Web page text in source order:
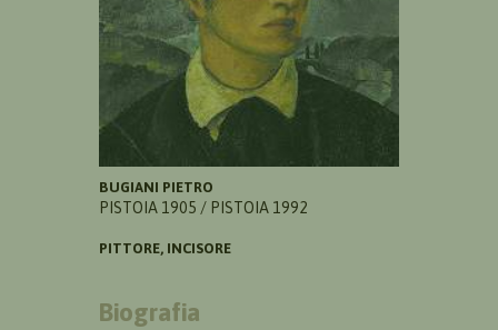
BUGIANI PIETRO
PISTOIA 1905 / PISTOIA 1992
PITTORE, INCISORE
Biografia